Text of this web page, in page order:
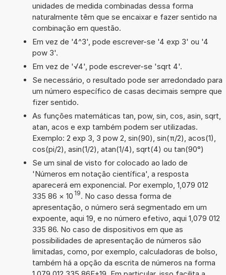
unidades de medida combinadas dessa forma
naturalmente têm que se encaixar e fazer sentido na
combinação em questão.
Em vez de '4^3', pode escrever-se '4 exp 3' ou '4
pow 3'.
Em vez de '√4', pode escrever-se 'sqrt 4'.
Se necessário, o resultado pode ser arredondado para
um número específico de casas decimais sempre que
fizer sentido.
As funções matemáticas tan, pow, sin, cos, asin, sqrt,
atan, acos e exp também podem ser utilizadas.
Exemplo: 2 exp 3, 3 pow 2, sin(90), sin(π/2), acos(1),
cos(pi/2), asin(1/2), atan(1/4), sqrt(4) ou tan(90°)
Se um sinal de visto for colocado ao lado de
'Números em notação científica', a resposta
aparecerá em exponencial. Por exemplo, 1,079 012
335 86 × 10 19. No caso dessa forma de
apresentação, o número será segmentado em um
expoente, aqui 19, e no número efetivo, aqui 1,079 012
335 86. No caso de dispositivos em que as
possibilidades de apresentação de números são
limitadas, como, por exemplo, calculadoras de bolso,
também há a opção da escrita de números na forma